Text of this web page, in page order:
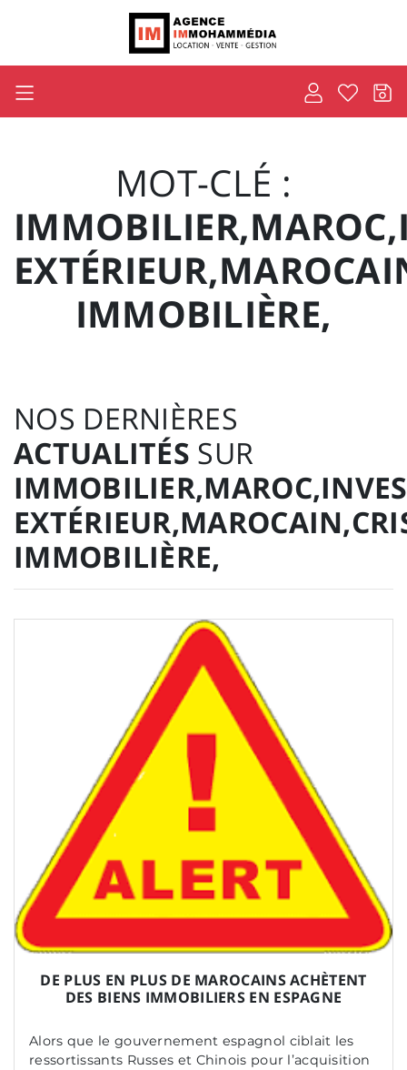
MOT-CLÉ :
IMMOBILIÈRE,
NOS DERNIÈRES
ACTUALITÉS SUR
IMMOBILIÈRE,
DE PLUS EN PLUS DE MAROCAINS ACHÈTENT
DES BIENS IMMOBILIERS EN ESPAGNE
Alors que le gouvernement espagnol ciblait les
ressortissants Russes et Chinois pour l’acquisition